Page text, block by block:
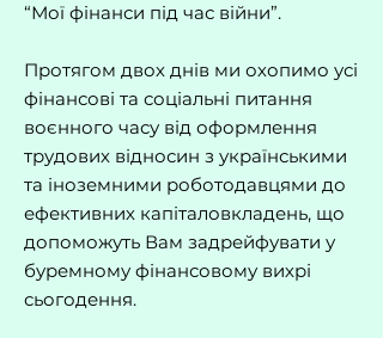
“Мої фінанси під час війни”.
Протягом двох днів ми охопимо усі
фінансові та соціальні питання
воєнного часу від оформлення
трудових відносин з українськими
та іноземними роботодавцями до
ефективних капіталовкладень, що
допоможуть Вам задрейфувати у
буремному фінансовому вихрі
сьогодення.